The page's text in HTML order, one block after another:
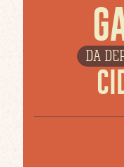
DA